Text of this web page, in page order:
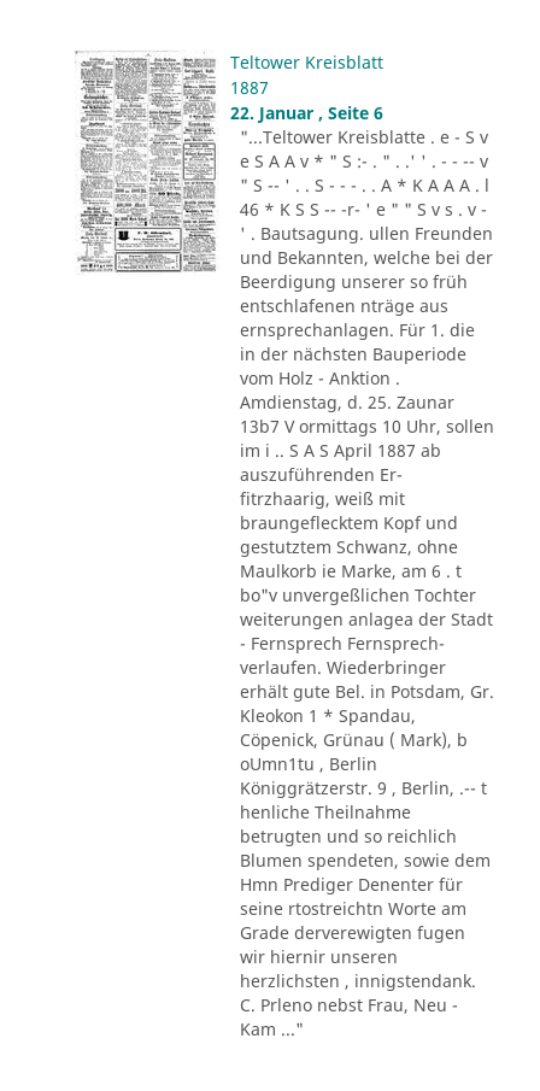
Teltower Kreisblatt
1887
22. Januar , Seite 6
"...Teltower Kreisblatte . e - S v
e S A A v * " S :- . " . .' ' . - - -- v
" S -- ' . . S - - - . . A * K A A A . l
46 * K S S -- -r- ' e " " S v s . v -
' . Bautsagung. ullen Freunden
und Bekannten, welche bei der
Beerdigung unserer so früh
entschlafenen nträge aus
ernsprechanlagen. Für 1. die
in der nächsten Bauperiode
vom Holz - Anktion .
Amdienstag, d. 25. Zaunar
13b7 V ormittags 10 Uhr, sollen
im i .. S A S April 1887 ab
auszuführenden Er-
fitrzhaarig, weiß mit
braungeflecktem Kopf und
gestutztem Schwanz, ohne
Maulkorb ie Marke, am 6 . t
bo"v unvergeßlichen Tochter
weiterungen anlagea der Stadt
- Fernsprech Fernsprech-
verlaufen. Wiederbringer
erhält gute Bel. in Potsdam, Gr.
Kleokon 1 * Spandau,
Cöpenick, Grünau ( Mark), b
oUmn1tu , Berlin
Königgrätzerstr. 9 , Berlin, .-- t
henliche Theilnahme
betrugten und so reichlich
Blumen spendeten, sowie dem
Hmn Prediger Denenter für
seine rtostreichtn Worte am
Grade derverewigten fugen
wir hiernir unseren
herzlichsten , innigstendank.
C. Prleno nebst Frau, Neu -
Kam ..."